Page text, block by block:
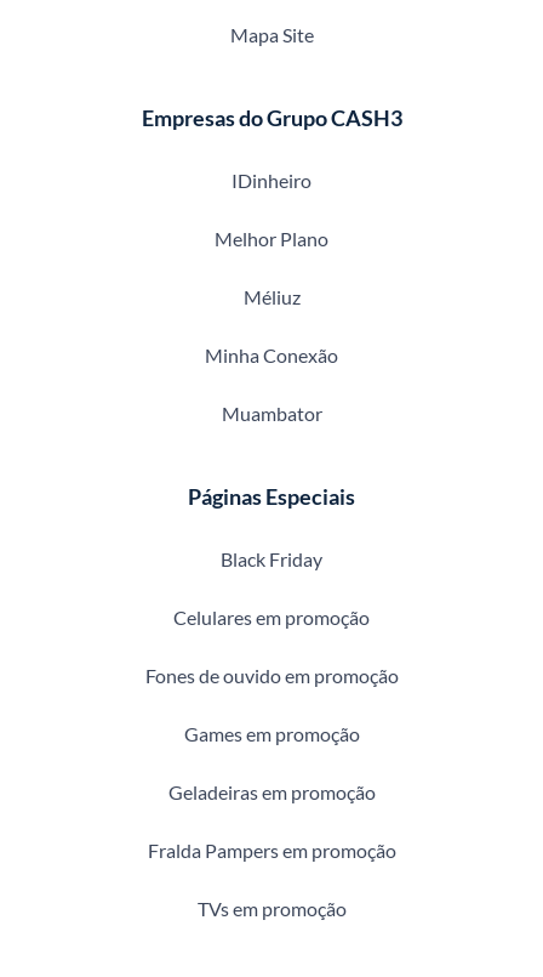
Mapa Site
Empresas do Grupo CASH3
IDinheiro
Melhor Plano
Méliuz
Minha Conexão
Muambator
Páginas Especiais
Black Friday
Celulares em promoção
Fones de ouvido em promoção
Games em promoção
Geladeiras em promoção
Fralda Pampers em promoção
TVs em promoção